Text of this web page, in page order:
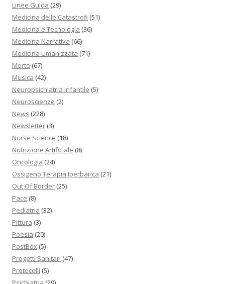
Linee Guida (29)
Medicina delle Catastrofi (51)
Medicina e Tecnologia (36)
Medicina Narrativa (66)
Medicina Umanizzata (71)
Morte (67)
Musica (42)
Neuropsichiatria Infantile (5)
Neuroscienze (2)
News (228)
Newsletter (3)
Nurse Science (18)
Nutrizione Artificiale (8)
Oncologia (24)
Ossigeno Terapia Iperbarica (21)
Out Of Border (25)
Pace (8)
Pediatria (32)
Pittura (3)
Poesia (20)
PostBox (5)
Progetti Sanitari (47)
Protocolli (5)